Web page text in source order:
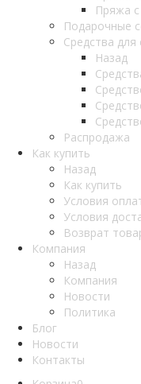
Пряжа
Подарочные
Средства для
Назад
Распродажа
Как купить
Назад
Как купить
Условия
Условия
Возврат
Компания
Назад
Компания
Новости
Политика
Блог
Новости
Контакты